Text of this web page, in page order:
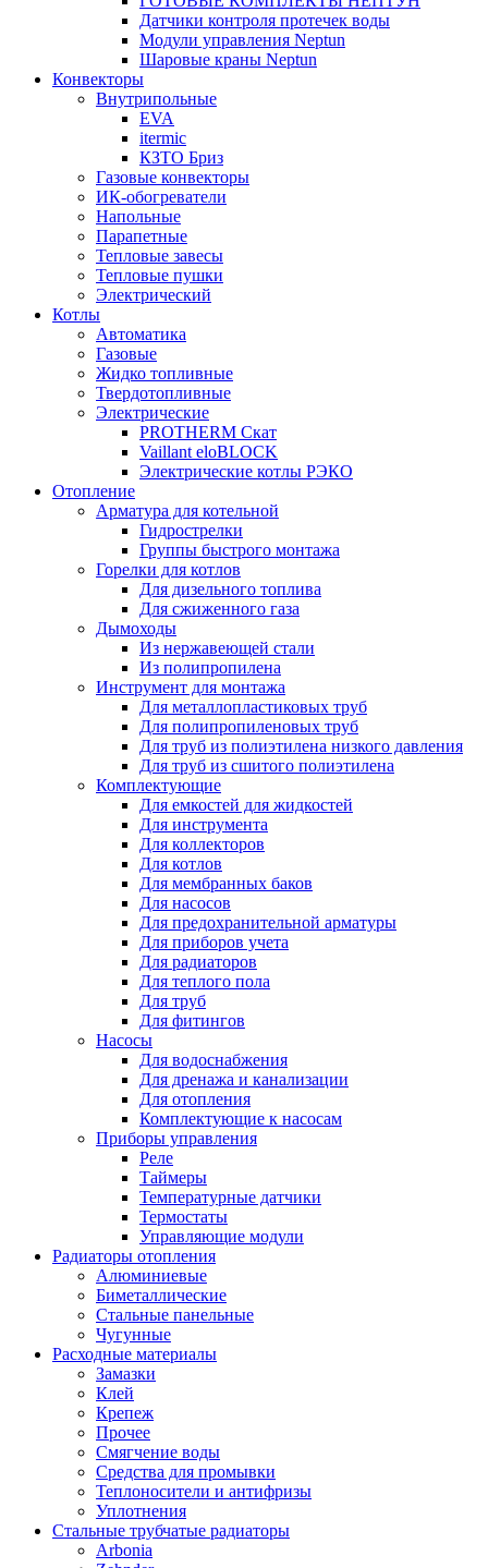
Датчики контроля протечек воды
Модули управления Neptun
Шаровые краны Neptun
Конвекторы
Внутрипольные
EVA
itermic
КЗТО Бриз
Газовые конвекторы
ИК-обогреватели
Напольные
Парапетные
Тепловые завесы
Тепловые пушки
Электрический
Котлы
Автоматика
Газовые
Жидко топливные
Твердотопливные
Электрические
PROTHERM Скат
Vaillant eloBLOCK
Электрические котлы РЭКО
Отопление
Арматура для котельной
Гидрострелки
Группы быстрого монтажа
Горелки для котлов
Для дизельного топлива
Для сжиженного газа
Дымоходы
Из нержавеющей стали
Из полипропилена
Инструмент для монтажа
Для металлопластиковых труб
Для полипропиленовых труб
Для труб из полиэтилена низкого давления
Для труб из сшитого полиэтилена
Комплектующие
Для емкостей для жидкостей
Для инструмента
Для коллекторов
Для котлов
Для мембранных баков
Для насосов
Для предохранительной арматуры
Для приборов учета
Для радиаторов
Для теплого пола
Для труб
Для фитингов
Насосы
Для водоснабжения
Для дренажа и канализации
Для отопления
Комплектующие к насосам
Приборы управления
Реле
Таймеры
Температурные датчики
Термостаты
Управляющие модули
Радиаторы отопления
Алюминиевые
Биметаллические
Стальные панельные
Чугунные
Расходные материалы
Замазки
Клей
Крепеж
Прочее
Смягчение воды
Средства для промывки
Теплоносители и антифризы
Уплотнения
Стальные трубчатые радиаторы
Arbonia